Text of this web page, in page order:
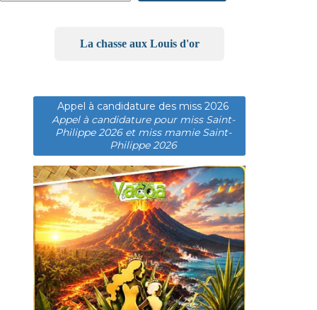
La chasse aux Louis d'or
Appel à candidature des miss 2026
Appel à candidature pour miss Saint-
Philippe 2026 et miss mamie Saint-
Philippe 2026